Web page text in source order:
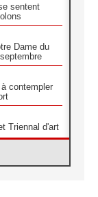
sentent
Dame du
contempler
Triennal d'art
religieuses